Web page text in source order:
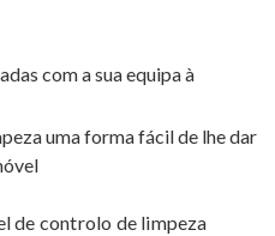
com a sua equipa à
uma forma fácil de lhe dar
de controlo de limpeza